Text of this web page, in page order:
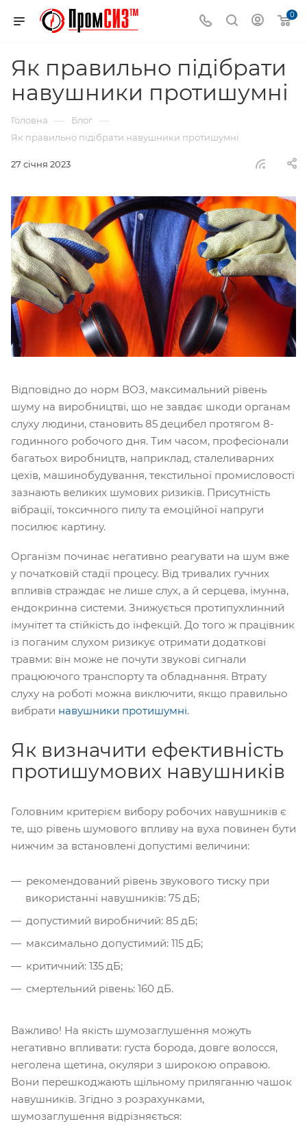
0
Як правильно підібрати
навушники протишумні
Головна — Блог —
Як правильно підібрати навушники протишумні
27 січня 2023
Відповідно до норм ВОЗ, максимальний рівень
шуму на виробництві, що не завдає шкоди органам
слуху людини, становить 85 децибел протягом 8-
годинного робочого дня. Тим часом, професіонали
багатьох виробництв, наприклад, сталеливарних
цехів, машинобудування, текстильної промисловості
зазнають великих шумових ризиків. Присутність
вібрації, токсичного пилу та емоційної напруги
посилює картину.
Організм починає негативно реагувати на шум вже
у початковій стадії процесу. Від тривалих гучних
впливів страждає не лише слух, а й серцева, імунна,
ендокринна системи. Знижується протипухлинний
імунітет та стійкість до інфекцій. До того ж працівник
із поганим слухом ризикує отримати додаткові
травми: він може не почути звукові сигнали
працюючого транспорту та обладнання. Втрату
слуху на роботі можна виключити, якщо правильно
вибрати навушники протишумні.
Як визначити ефективність
протишумових навушників
Головним критерієм вибору робочих навушників є
те, що рівень шумового впливу на вуха повинен бути
нижчим за встановлені допустимі величини:
рекомендований рівень звукового тиску при
використанні навушників: 75 дБ;
допустимий виробничий: 85 дБ;
максимально допустимий: 115 дБ;
критичний: 135 дБ;
смертельний рівень: 160 дБ.
Важливо! На якість шумозаглушення можуть
негативно впливати: густа борода, довге волосся,
неголена щетина, окуляри з широкою оправою.
Вони перешкоджають щільному приляганню чашок
навушників. Згідно з розрахунками,
шумозаглушення відрізняється: